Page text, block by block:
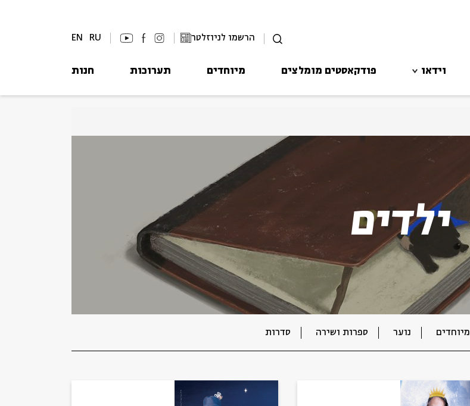
הרשמו לניוזלטר EN RU
וידאו פודקאסטים מומלצים מיוחדים תערוכות חנות
ילדים
מיוחדים נוער ספרות ושירה סדרות